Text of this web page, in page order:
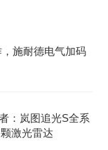
施耐德电气加码
：岚图追光S全系
激光雷达